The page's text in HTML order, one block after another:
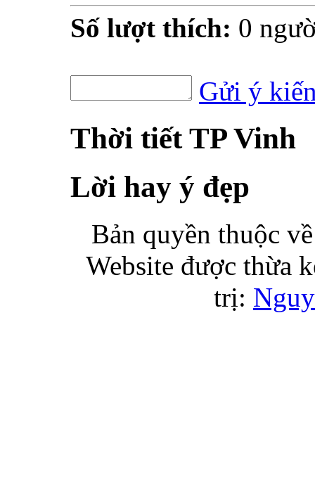
Số lượt thích: 0
Gửi ý
Thời tiết TP Vinh
Lời hay ý đẹp
Bản quyền thuộc
Website được thừa
trị: